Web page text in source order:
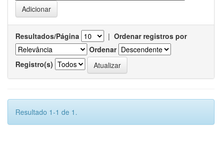
Resultados/Página | Ordenar registros por
Ordenar
Registro(s)
Resultado 1-1 de 1.